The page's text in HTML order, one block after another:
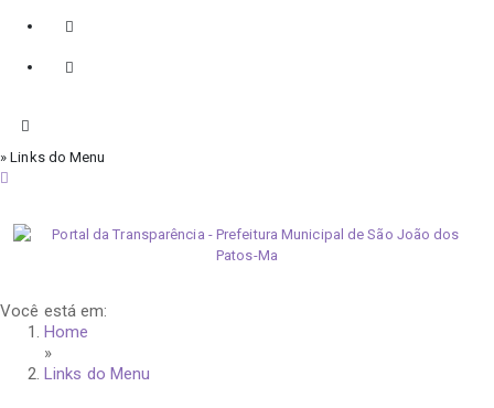
» Links do Menu
Você está em:
Home
»
Links do Menu